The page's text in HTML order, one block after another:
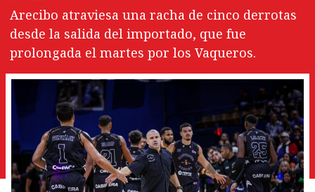
Arecibo atraviesa una racha de cinco derrotas
desde la salida del importado, que fue
prolongada el martes por los Vaqueros.